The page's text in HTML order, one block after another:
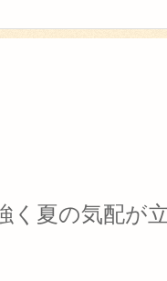
く夏の気配が